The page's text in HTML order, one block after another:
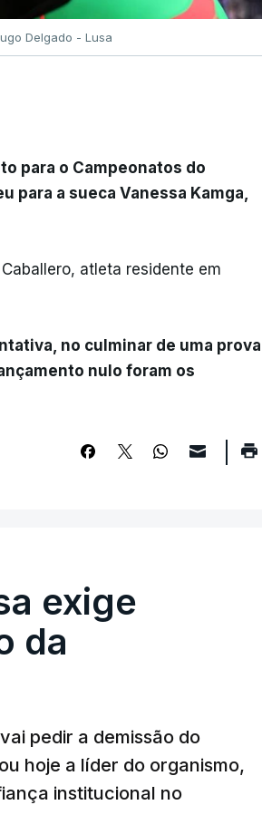
Delgado - Lusa
para o Campeonatos do
para a sueca Vanessa Kamga,
atleta residente em
no culminar de uma prova
nulo foram os
exige
da
pedir a demissão do
hoje a líder do organismo,
institucional no